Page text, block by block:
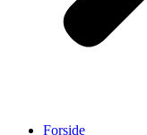
Forside